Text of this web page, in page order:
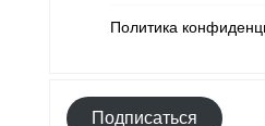
Политика
Подписаться